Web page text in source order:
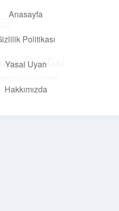
Anasayfa
Politikası
Yasal Uyarı
Hakkımızda
Esintisi